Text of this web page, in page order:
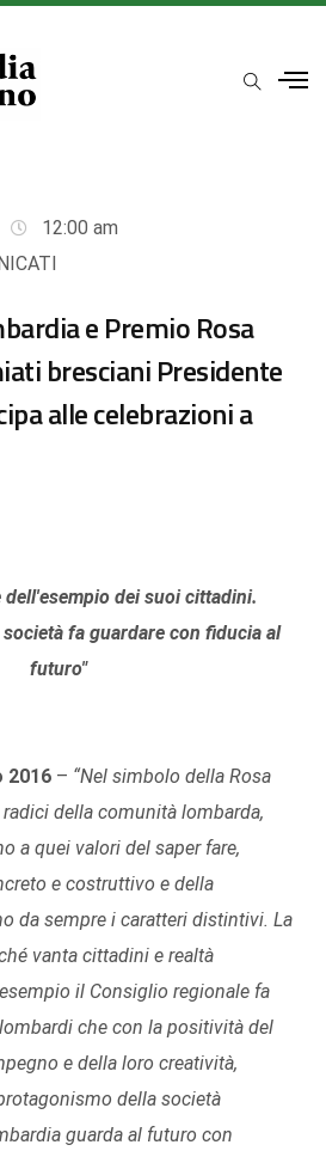
12:00 am
e Premio Rosa
bresciani Presidente
alle celebrazioni a
dell'esempio dei suoi cittadini.
fa guardare con fiducia al
futuro"
2016 – “Nel simbolo della Rosa
della comunità lombarda,
a quei valori del saper fare,
e costruttivo e della
da sempre i caratteri distintivi. La
vanta cittadini e realtà
il Consiglio regionale fa
che con la positività del
e della loro creatività,
della società
guarda al futuro con